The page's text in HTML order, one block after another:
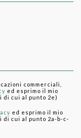
commerciali,
ed esprimo il mio
cui al punto 2e)
ed esprimo il mio
cui al punto 2a-b-c-